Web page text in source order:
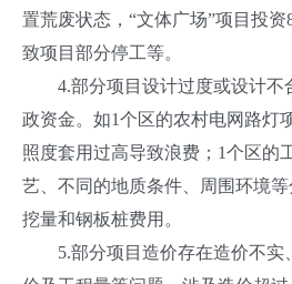
置荒废状态，“文体广场”项目投
致项目部分停工等。
4.部分项目设计过度或设计不
政资金。如1个区的农村电网路灯
照度套用过高导致浪费；1个区的
艺、不同的地质条件、周围环境
挖量和钢板桩费用。
5.部分项目造价存在造价不实